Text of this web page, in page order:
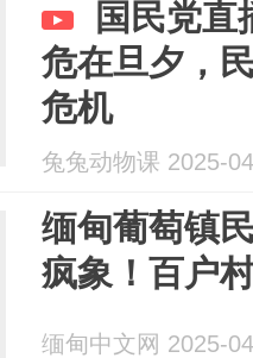
国民党直
危在旦夕，
危机
兔兔动物课 2025-
缅甸葡萄镇
疯象！百户
缅甸中文网 2025-